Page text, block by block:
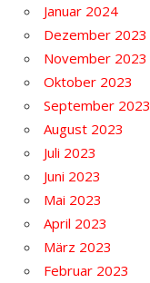
Januar 2024
Dezember 2023
November 2023
Oktober 2023
September 2023
August 2023
Juli 2023
Juni 2023
Mai 2023
April 2023
März 2023
Februar 2023